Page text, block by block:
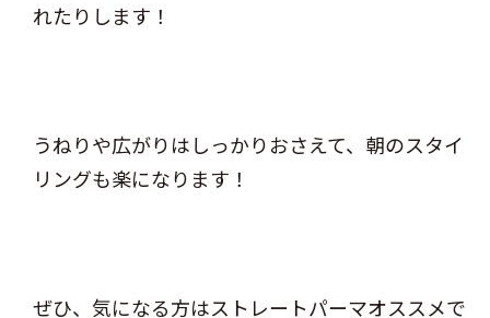
れたりします！
うねりや広がりはしっかりおさえて、朝のスタイ
リングも楽になります！
ぜひ、気になる方はストレートパーマオススメで